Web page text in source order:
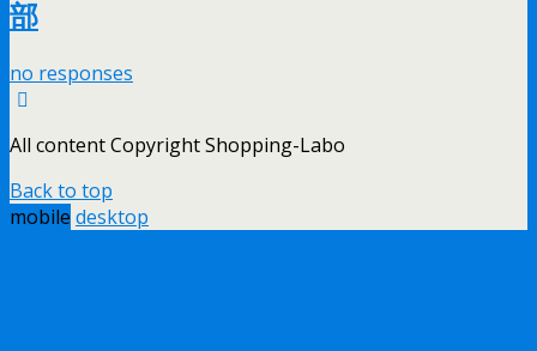
部
no responses
All content Copyright Shopping-Labo
Back to top
mobile desktop